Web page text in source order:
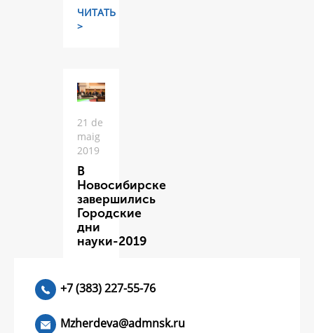
ЧИТАТЬ
>
21 de
maig
2019
В
Новосибирске
завершились
Городские
дни
науки-2019
+7 (383) 227-55-76
Mzherdeva@admnsk.ru